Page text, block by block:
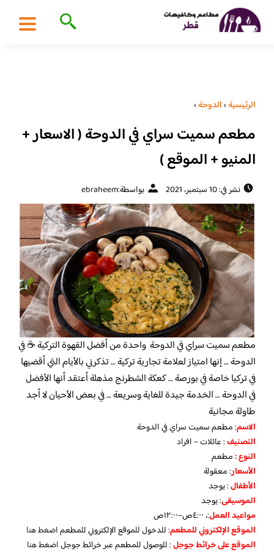
الرئيسية›الدوحة›
مطعم سميت سراي في الدوحة ( الاسعار +
المنيو + الموقع )
نشر في: 10 سبتمبر، 2021 بواسطة:ebraheem
مطعم سميت سراي في الدوحة واحدة من أفضل القهوة التركية ☕ في
الدوحة … إنها امتياز لعلامة تجارية تركية … تذكرني بالأيام التي أقضيها
في تركيا خاصة في بورصة … كعكة الشطرنج مذهلة أعتقد أنها الأفضل
في الدوحة … الخدمة جيدة للغاية وسريعة … في بعض الأحيان لا أجد
طاولة مجانية
الاسم: مطعم سميت سراي في الدوحة
التصنيف: عائلات – افراد
النوع :مطعم
الأسعار:معقولة
الأطفال:يوجد
الموسيقى:يوجد
مواعيد العمل:، ٤:٠٠ص–١٢:٠٠ص
الموقع الإلكتروني للمطعم: للدخول للموقع الإلكتروني للمطعماضغط هنا
الموقع على خرائط جوجل: للوصول للمطعم عبر خرائط جوجلاضغط هنا